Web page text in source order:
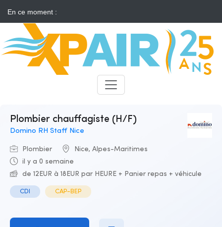
En ce moment :
Solaire : des développeurs s'insurgent contre l'annonce d'appels
d'offres "neutres"
Recruteurs
Plombier chauffagiste (H/F)
Domino RH Staff Nice
Plombier
Nice, Alpes-Maritimes
il y a 0 semaine
de 12EUR à 18EUR par HEURE + Panier repas + véhicule
CDI CAP-BEP